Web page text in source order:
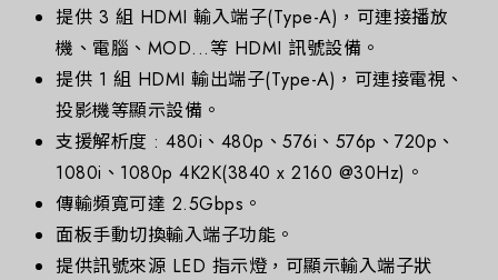
提供 3 組 HDMI 輸入端子(Type-A)，可連接播放
機、電腦、MOD...等 HDMI 訊號設備。
提供 1 組 HDMI 輸出端子(Type-A)，可連接電視、
投影機等顯示設備。
支援解析度 : 480i、480p、576i、576p、720p、
1080i、1080p 4K2K(3840 x 2160 @30Hz)。
傳輸頻寬可達 2.5Gbps。
面板手動切換輸入端子功能。
提供訊號來源 LED 指示燈，可顯示輸入端子狀